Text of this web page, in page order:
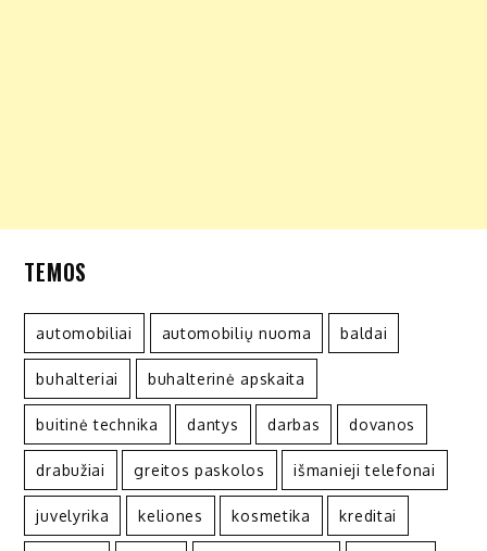
TEMOS
automobiliai automobilių nuoma baldai
buhalteriai buhalterinė apskaita
buitinė technika dantys darbas dovanos
drabužiai greitos paskolos išmanieji telefonai
juvelyrika keliones kosmetika kreditai